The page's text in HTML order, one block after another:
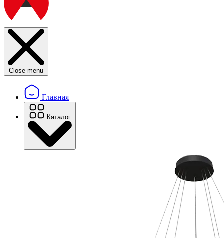
Close menu
Главная
Каталог